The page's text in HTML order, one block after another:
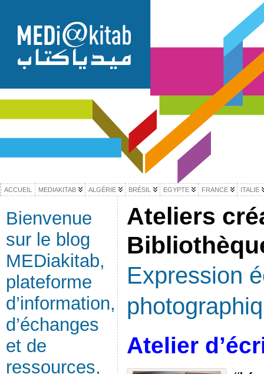
ACCUEIL MEDIAKITAB ALGÉRIE BRÉSIL EGYPTE FRANCE ITALIE
Bienvenue
sur le blog
MEDiakitab,
plateforme
d’information,
d’échanges
et de
ressources,
Ateliers
Expression
Atelier